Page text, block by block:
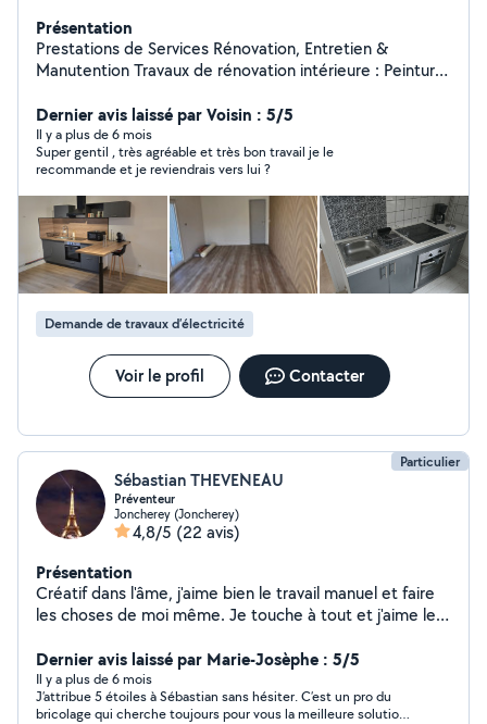
Présentation
Prestations de Services Rénovation, Entretien &
Manutention Travaux de rénovation intérieure : Peinture
mesure Plomberie Appareillage électrique ...et bien plus
selon vos besoins ! Entretien d'espaces verts : Tonte de
pelouse Taille de haies Débroussaillage Entretien
général Nettoyage de terrasses Autres services :
Manutention diverse Petits travaux de maçonnerie
Permis VL & PL Déplacements facilités et prise en
charge de missions avec véhicule. Contact : Pour toute
demande d'information ou de devis, n'hésitez pas à me
joindre. Secteur Belfort Montbéliard sud Alsace
Maxence
Dernier avis laissé par Voisin : 5/5
Il y a plus de 6 mois
Super gentil , très agréable et très bon travail je le
recommande et je reviendrais vers lui ?
Demande de travaux d’électricité
Voir le profil Contacter
Particulier
Sébastian THEVENEAU
Préventeur
Joncherey (Joncherey)
4,8/5 (22 avis)
Présentation
Créatif dans l'âme, j'aime bien le travail manuel et faire
les choses de moi même. Je touche à tout et j'aime le
et trouver les meilleurs solutions qualité / prix. A vous
d'essayer.
Dernier avis laissé par Marie-Josèphe : 5/5
Il y a plus de 6 mois
J’attribue 5 étoiles à Sébastian sans hésiter. C’est un pro du
bricolage qui cherche toujours pour vous la meilleure solution